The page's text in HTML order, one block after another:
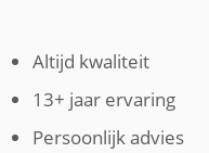
Altijd kwaliteit
13+ jaar ervaring
Persoonlijk advies